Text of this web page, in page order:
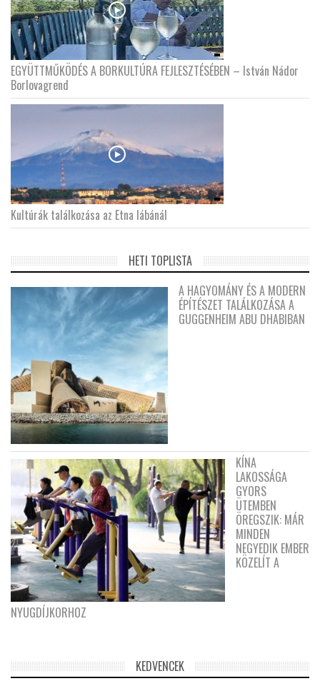
EGYÜTTMŰKÖDÉS A BORKULTÚRA FEJLESZTÉSÉBEN – István Nádor
Borlovagrend
Kultúrák találkozása az Etna lábánál
HETI TOPLISTA
A HAGYOMÁNY ÉS A MODERN
ÉPÍTÉSZET TALÁLKOZÁSA A
GUGGENHEIM ABU DHABIBAN
KÍNA
LAKOSSÁGA
GYORS
ÜTEMBEN
ÖREGSZIK: MÁR
MINDEN
NEGYEDIK EMBER
KÖZELÍT A
NYUGDÍJKORHOZ
KEDVENCEK